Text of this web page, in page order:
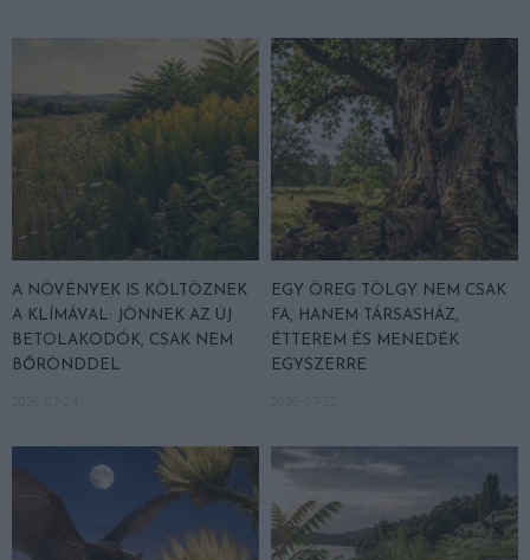
A NÖVÉNYEK IS KÖLTÖZNEK
A KLÍMÁVAL: JÖNNEK AZ ÚJ
BETOLAKODÓK, CSAK NEM
BŐRÖNDDEL
EGY ÖREG TÖLGY NEM CSAK
FA, HANEM TÁRSASHÁZ,
ÉTTEREM ÉS MENEDÉK
EGYSZERRE